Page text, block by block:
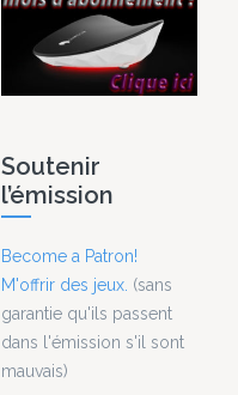
Soutenir
l’émission
Become a Patron!
M'offrir des jeux. (sans
garantie qu'ils passent
dans l'émission s'il sont
mauvais)